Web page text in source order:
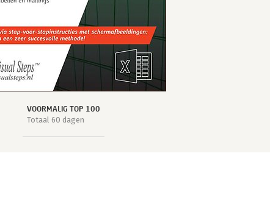
VOORMALIG TOP 100
Totaal 60 dagen